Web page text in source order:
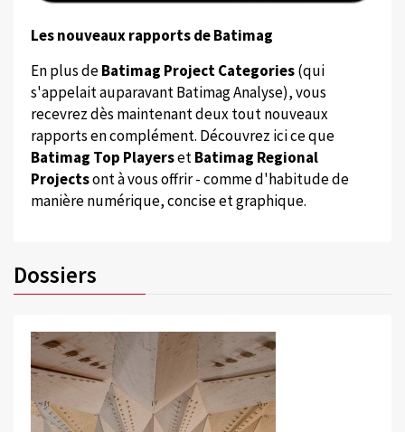
Les nouveaux rapports de Batimag
En plus deBatimag Project Categories(qui
s'appelait auparavant Batimag Analyse), vous
recevrez dès maintenant deux tout nouveaux
rapports en complément. Découvrez ici ce que
Batimag Top PlayersetBatimag Regional
Projectsont à vous offrir - comme d'habitude de
manière numérique, concise et graphique.
Dossiers